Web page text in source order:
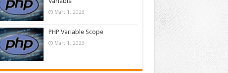
Mart 1, 2023
PHP Variable Scope
Mart 1, 2023